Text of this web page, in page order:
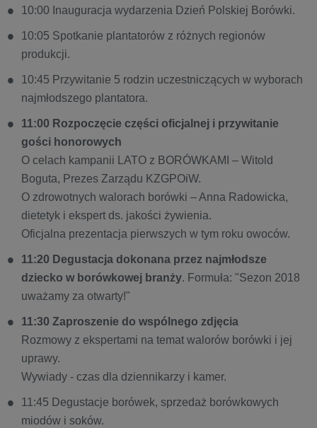
10:00 Inauguracja wydarzenia Dzień Polskiej Borówki.
10:05 Spotkanie plantatorów z różnych regionów
produkcji.
10:45 Przywitanie 5 rodzin uczestniczących w wyborach
najmłodszego plantatora.
11:00 Rozpoczęcie części oficjalnej i przywitanie
gości honorowych
O celach kampanii LATO z BORÓWKAMI – Witold
Boguta, Prezes Zarządu KZGPOiW.
O zdrowotnych walorach borówki – Anna Radowicka,
dietetyk i ekspert ds. jakości żywienia.
Oficjalna prezentacja pierwszych w tym roku owoców.
11:20 Degustacja dokonana przez najmłodsze
dziecko w borówkowej branży. Formuła: "Sezon 2018
uważamy za otwarty!"
11:30 Zaproszenie do wspólnego zdjęcia
Rozmowy z ekspertami na temat walorów borówki i jej
uprawy.
Wywiady - czas dla dziennikarzy i kamer.
11:45 Degustacje borówek, sprzedaż borówkowych
miodów i soków.